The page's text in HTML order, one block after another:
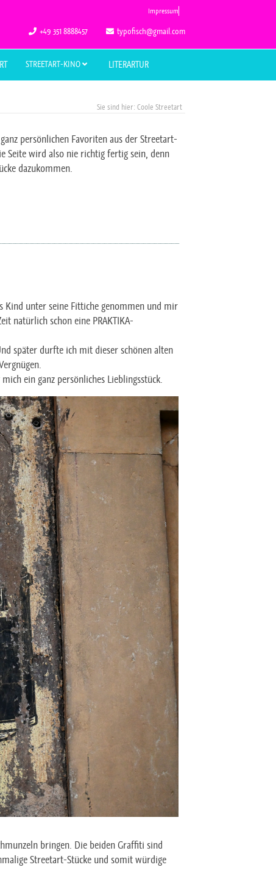
Impressum
+49 351 8888457 typofisch@gmail.com
STREETART-KINO LITERARTUR
Coole Streetart
persönlichen Favoriten aus der Streetart-
Seite wird also nie richtig fertig sein, denn
dazukommen.
Kind unter seine Fittiche genommen und mir
natürlich schon eine PRAKTIKA-
später durfte ich mit dieser schönen alten
ein ganz persönliches Lieblingsstück.
bringen. Die beiden Graffiti sind
Streetart-Stücke und somit würdige